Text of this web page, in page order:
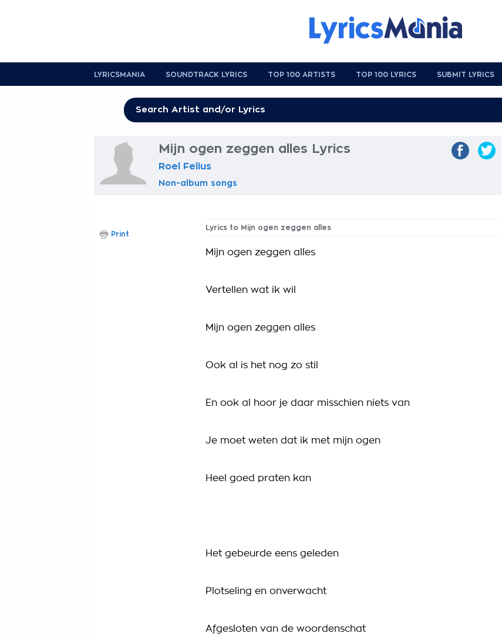
LYRICSMANIA SOUNDTRACK LYRICS TOP 100 ARTISTS TOP 100 LYRICS SUBMIT LYRICS
Mijn ogen zeggen alles Lyrics
Roel Felius
Non-album songs
Lyrics to Mijn ogen zeggen alles
Mijn ogen zeggen alles
Vertellen wat ik wil
Mijn ogen zeggen alles
Ook al is het nog zo stil
En ook al hoor je daar misschien niets van
Je moet weten dat ik met mijn ogen
Heel goed praten kan
Het gebeurde eens geleden
Plotseling en onverwacht
Afgesloten van de woordenschat
Print